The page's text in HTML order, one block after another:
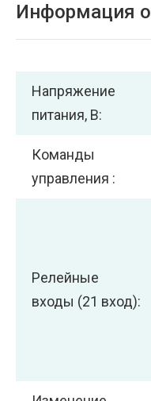
Информация о
Напряжение
питания, В:
Команды
управления :
Релейные
входы (21 вход):